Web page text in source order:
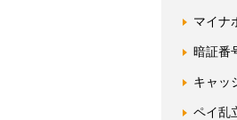
マイナ
暗証番
キャッ
ペイ乱